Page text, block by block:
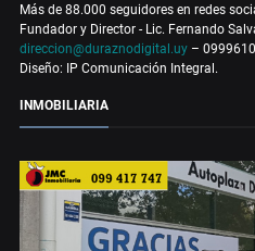
Más de 88.000 seguidores en redes
Fundador y Director - Lic. Fernando
direccion@duraznodigital.uy –
Diseño: IP Comunicación Integral.
INMOBILIARIA